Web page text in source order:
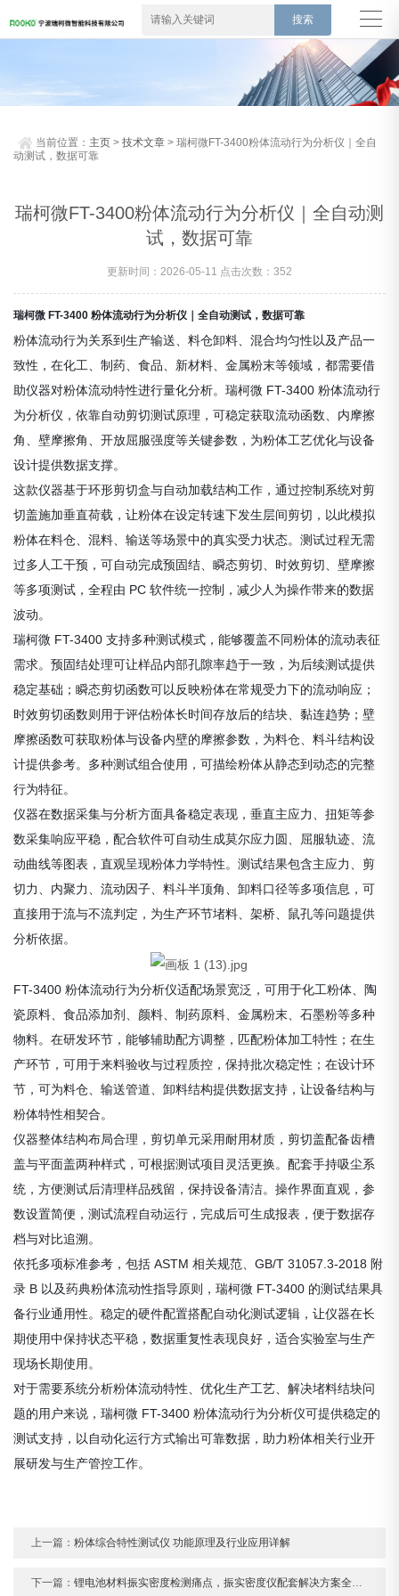
当前位置： 主页 >技术文章 > 瑞柯微FT-3400粉体流动行为分析仪｜全自
动测试，数据可靠
瑞柯微FT-3400粉体流动行为分析仪｜全自动测
试，数据可靠
更新时间：2026-05-11 点击次数：352
瑞柯微 FT-3400 粉体流动行为分析仪｜全自动测试，数据可靠
粉体流动行为关系到生产输送、料仓卸料、混合均匀性以及产品一
致性，在化工、制药、食品、新材料、金属粉末等领域，都需要借
助仪器对粉体流动特性进行量化分析。瑞柯微 FT-3400 粉体流动行
为分析仪，依靠自动剪切测试原理，可稳定获取流动函数、内摩擦
角、壁摩擦角、开放屈服强度等关键参数，为粉体工艺优化与设备
设计提供数据支撑。
这款仪器基于环形剪切盒与自动加载结构工作，通过控制系统对剪
切盖施加垂直荷载，让粉体在设定转速下发生层间剪切，以此模拟
粉体在料仓、混料、输送等场景中的真实受力状态。测试过程无需
过多人工干预，可自动完成预固结、瞬态剪切、时效剪切、壁摩擦
等多项测试，全程由 PC 软件统一控制，减少人为操作带来的数据
波动。
瑞柯微 FT-3400 支持多种测试模式，能够覆盖不同粉体的流动表征
需求。预固结处理可让样品内部孔隙率趋于一致，为后续测试提供
稳定基础；瞬态剪切函数可以反映粉体在常规受力下的流动响应；
时效剪切函数则用于评估粉体长时间存放后的结块、黏连趋势；壁
摩擦函数可获取粉体与设备内壁的摩擦参数，为料仓、料斗结构设
计提供参考。多种测试组合使用，可描绘粉体从静态到动态的完整
行为特征。
仪器在数据采集与分析方面具备稳定表现，垂直主应力、扭矩等参
数采集响应平稳，配合软件可自动生成莫尔应力圆、屈服轨迹、流
动曲线等图表，直观呈现粉体力学特性。测试结果包含主应力、剪
切力、内聚力、流动因子、料斗半顶角、卸料口径等多项信息，可
直接用于流与不流判定，为生产环节堵料、架桥、鼠孔等问题提供
分析依据。
FT-3400 粉体流动行为分析仪适配场景宽泛，可用于化工粉体、陶
瓷原料、食品添加剂、颜料、制药原料、金属粉末、石墨粉等多种
物料。在研发环节，能够辅助配方调整，匹配粉体加工特性；在生
产环节，可用于来料验收与过程质控，保持批次稳定性；在设计环
节，可为料仓、输送管道、卸料结构提供数据支持，让设备结构与
粉体特性相契合。
仪器整体结构布局合理，剪切单元采用耐用材质，剪切盖配备齿槽
盖与平面盖两种样式，可根据测试项目灵活更换。配套手持吸尘系
统，方便测试后清理样品残留，保持设备清洁。操作界面直观，参
数设置简便，测试流程自动运行，完成后可生成报表，便于数据存
档与对比追溯。
依托多项标准参考，包括 ASTM 相关规范、GB/T 31057.3-2018 附
录 B 以及药典粉体流动性指导原则，瑞柯微 FT-3400 的测试结果具
备行业通用性。稳定的硬件配置搭配自动化测试逻辑，让仪器在长
期使用中保持状态平稳，数据重复性表现良好，适合实验室与生产
现场长期使用。
对于需要系统分析粉体流动特性、优化生产工艺、解决堵料结块问
题的用户来说，瑞柯微 FT-3400 粉体流动行为分析仪可提供稳定的
测试支持，以自动化运行方式输出可靠数据，助力粉体相关行业开
展研发与生产管控工作。
上一篇：粉体综合特性测试仪 功能原理及行业应用详解
下一篇：锂电池材料振实密度检测痛点，振实密度仪配套解决方案全解析